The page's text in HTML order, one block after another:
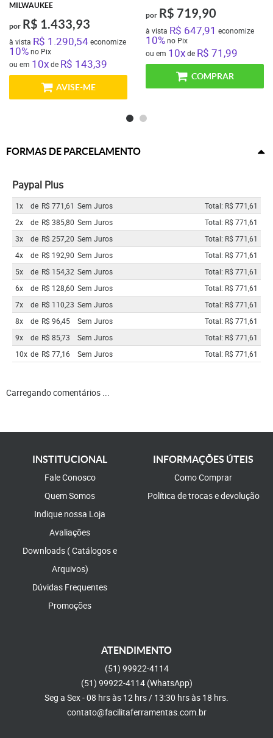
MILWAUKEE
por R$ 1.433,93
à vista R$ 1.290,54economize
10%no Pix
ou em 10xde R$ 143,39
AVISE-ME
por R$ 719,90
à vista R$ 647,91 economize
10%no Pix
ou em 10xde R$ 71,99
COMPRAR
FORMAS DE PARCELAMENTO
Paypal Plus
1x de R$ 771,61 Sem Juros
Total: R$ 771,61
2x
de R$ 385,80 Sem Juros
Total: R$ 771,61
3x
de R$ 257,20 Sem Juros
Total: R$ 771,61
4x
de R$ 192,90 Sem Juros
Total: R$ 771,61
5x
de R$ 154,32 Sem Juros
Total: R$ 771,61
6x
de R$ 128,60 Sem Juros
Total: R$ 771,61
7x
de R$ 110,23 Sem Juros
Total: R$ 771,61
8x
de R$ 96,45 Sem Juros
Total: R$ 771,61
9x
de R$ 85,73 Sem Juros
Total: R$ 771,61
10x de R$ 77,16 Sem Juros Total: R$ 771,61
Carregando comentários ...
INSTITUCIONAL
Fale Conosco
Quem Somos
Indique nossa Loja
Avaliações
Downloads ( Catálogos e
Arquivos)
Dúvidas Frequentes
Promoções
INFORMAÇÕES ÚTEIS
Como Comprar
Política de trocas e devolução
ATENDIMENTO
(51) 99922-4114
(51) 99922-4114 (WhatsApp)
Seg a Sex - 08 hrs às 12 hrs / 13:30 hrs às 18 hrs.
contato@facilitaferramentas.com.br